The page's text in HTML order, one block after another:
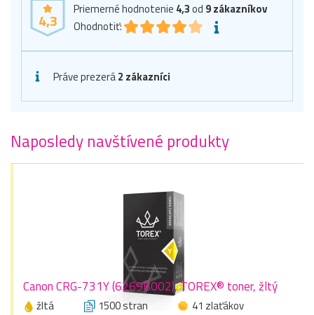
4,3
Priemerné hodnotenie 4,3od 9zákazníkov
Ohodnotiť:
Práve prezerá2 zákazníci
Naposledy navštívené produkty
Canon CRG-731Y (6269B002), TOREX® toner, žltý
žltá 1500 stran
41 zlaťákov